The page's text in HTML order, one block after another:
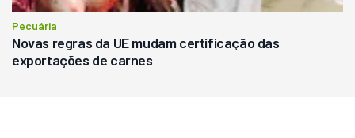
Pecuária
Novas regras da UE mudam certificação das
exportações de carnes